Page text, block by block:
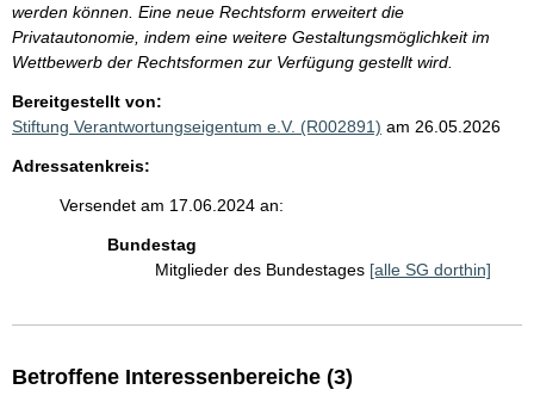
werden können. Eine neue Rechtsform erweitert die
Privatautonomie, indem eine weitere Gestaltungsmöglichkeit im
Wettbewerb der Rechtsformen zur Verfügung gestellt wird.
Bereitgestellt von:
Stiftung Verantwortungseigentum e.V. (R002891) am 26.05.2026
Adressatenkreis:
Versendet am 17.06.2024 an:
Bundestag
Mitglieder des Bundestages [alle SG dorthin]
Betroffene Interessenbereiche (3)